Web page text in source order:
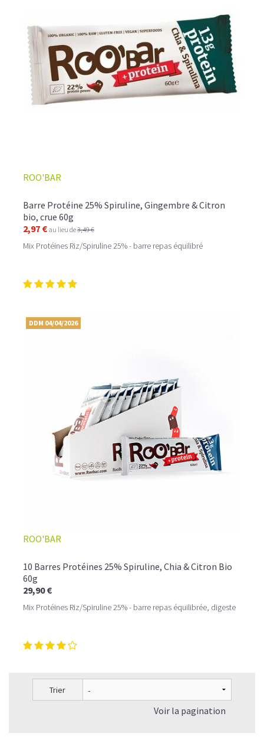
ROO'BAR
Barre Protéine 25% Spiruline, Gingembre & Citron
bio, crue 60g
2,97 € au lieu de3,49 €
Mix Protéines Riz/Spiruline 25% - barre repas équilibré
DDM 04/04/2026
ROO'BAR
10 Barres Protéines 25% Spiruline, Chia & Citron Bio
60g
29,90 €
Mix Protéines Riz/Spiruline 25% - barre repas équilibrée, digeste
Trier
Voir la pagination